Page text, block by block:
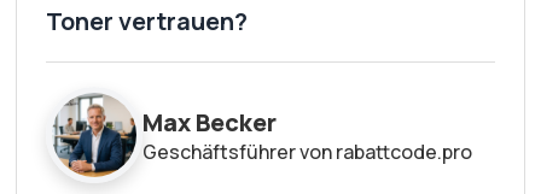
Toner vertrauen?
Max Becker
Geschäftsführer von rabattcode.pro